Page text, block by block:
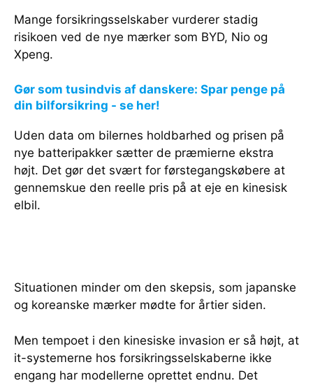
Mange forsikringsselskaber vurderer stadig
risikoen ved de nye mærker som BYD, Nio og
Xpeng.
Gør som tusindvis af danskere: Spar penge på
din bilforsikring - se her!
Uden data om bilernes holdbarhed og prisen på
nye batteripakker sætter de præmierne ekstra
højt. Det gør det svært for førstegangskøbere at
gennemskue den reelle pris på at eje en kinesisk
elbil.
Situationen minder om den skepsis, som japanske
og koreanske mærker mødte for årtier siden.
Men tempoet i den kinesiske invasion er så højt, at
it-systemerne hos forsikringsselskaberne ikke
engang har modellerne oprettet endnu. Det